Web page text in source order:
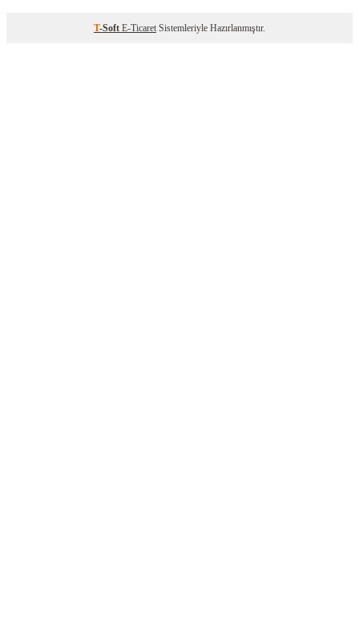
T-Soft E-Ticaret Sistemleriyle Hazırlanmıştır.